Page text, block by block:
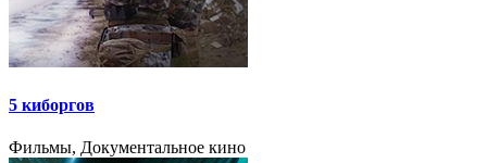
5 киборгов
Фильмы, Документальное кино